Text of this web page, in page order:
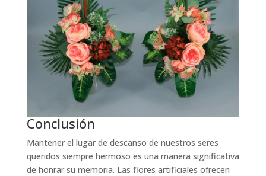
Conclusión
Mantener el lugar de descanso de nuestros seres
queridos siempre hermoso es una manera significativa
de honrar su memoria. Las flores artificiales ofrecen